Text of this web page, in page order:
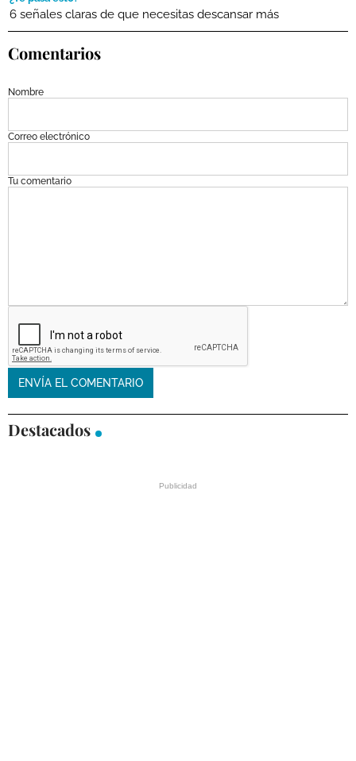
6 señales claras de que necesitas descansar más
Comentarios
Nombre
Correo electrónico
Tu comentario
Destacados